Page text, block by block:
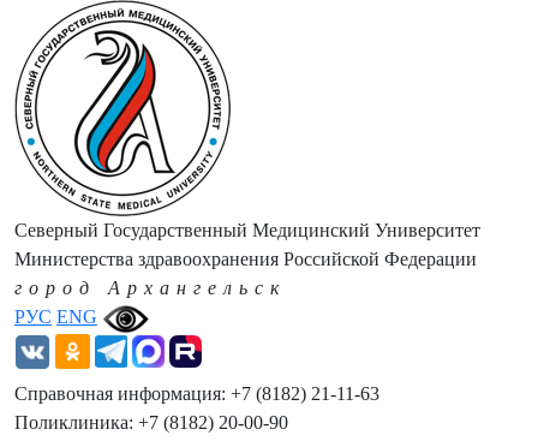
РУС ENG
Северный Государственный Медицинский Университет
Министерства здравоохранения Российской Федерации
город Архангельск
Справочная информация: +7 (8182) 21-11-63
Поликлиника: +7 (8182) 20-00-90